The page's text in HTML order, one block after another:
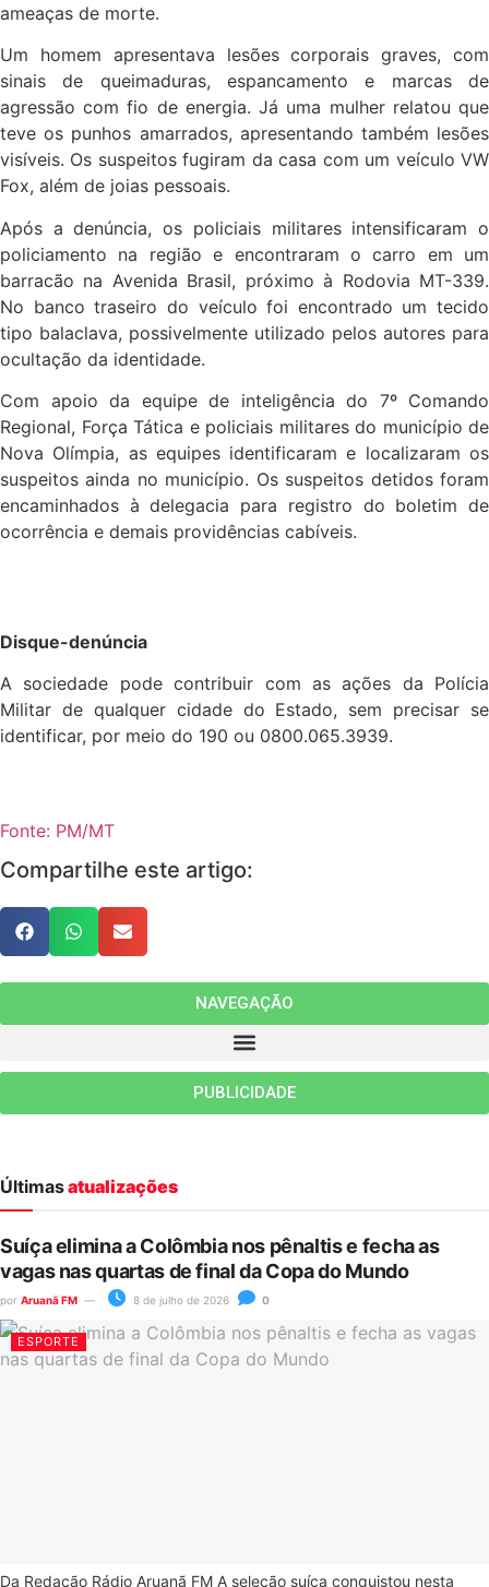
ameaças de morte.
Um homem apresentava lesões corporais graves, com
sinais de queimaduras, espancamento e marcas de
agressão com fio de energia. Já uma mulher relatou que
teve os punhos amarrados, apresentando também lesões
visíveis. Os suspeitos fugiram da casa com um veículo VW
Fox, além de joias pessoais.
Após a denúncia, os policiais militares intensificaram o
policiamento na região e encontraram o carro em um
barracão na Avenida Brasil, próximo à Rodovia MT-339.
No banco traseiro do veículo foi encontrado um tecido
tipo balaclava, possivelmente utilizado pelos autores para
ocultação da identidade.
Com apoio da equipe de inteligência do 7º Comando
Regional, Força Tática e policiais militares do município de
Nova Olímpia, as equipes identificaram e localizaram os
suspeitos ainda no município. Os suspeitos detidos foram
encaminhados à delegacia para registro do boletim de
ocorrência e demais providências cabíveis.
Disque-denúncia
A sociedade pode contribuir com as ações da Polícia
Militar de qualquer cidade do Estado, sem precisar se
identificar, por meio do 190 ou 0800.065.3939.
Fonte: PM/MT
Compartilhe este artigo:
NAVEGAÇÃO
PUBLICIDADE
Últimasatualizações
Suíça elimina a Colômbia nos pênaltis e fecha as
vagas nas quartas de final da Copa do Mundo
por Aruanã FM 8 de julho de 2026 0
ESPORTE
Da Redação Rádio Aruanã FM A seleção suíça conquistou nesta